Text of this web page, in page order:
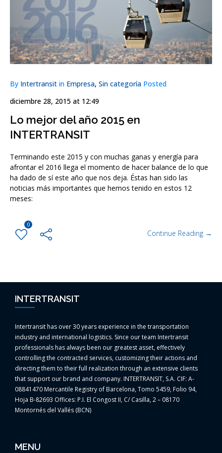
By Intertransit in Empresa, Sin categoría Posted
diciembre 28, 2015 at 12:49
Lo mejor del año 2015 en
INTERTRANSIT
Terminando este 2015 y con muchas ganas y energía para
afrontar el 2016 llega el momento de hacer balance de lo que
ha dado de sí este año que nos deja. Éstas han sido las
noticias más importantes que hemos tenido en estos 12
meses:
0
Continue Reading →
INTERTRANSIT
Intertransit has over 30 years experience in the transportation
industry and international logistics. Since our team Intertransit
professionals has always been our greatest asset, effectively
controlling the contracted services, customizing their actions and
directing them to their full realization through an extensive clients
that support our brand and company. INTERTRANSIT, S.A. CIF: A-
08841470 Mercantile Registry of Barcelona, Tomo 5459, Folio 94,
Hoja B-82693 Offices: P.I. El Congost II, C/ Casilla, 2 – 08170
Montornés del Vallés (BCN)
MENU